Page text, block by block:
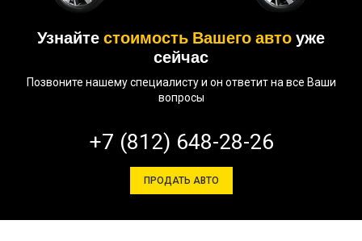
Узнайтестоимость Вашего автоуже
сейчас
Позвоните нашему специалисту и он ответит на все Ваши
вопросы
+7 (812) 648-28-26
ПРОДАТЬ АВТО